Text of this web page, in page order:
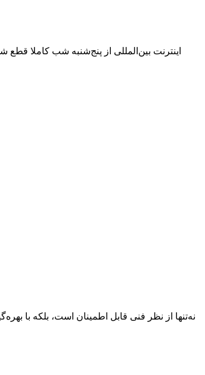
اینترنت بین‌المللی از پنج‌شنبه شب کاملا